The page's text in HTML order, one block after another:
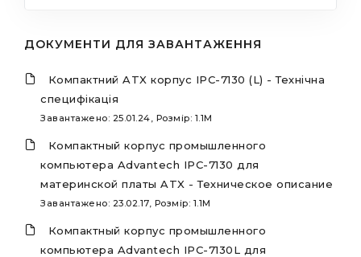
ДОКУМЕНТИ ДЛЯ ЗАВАНТАЖЕННЯ
Компактний ATX корпус IPC-7130 (L) - Технічна
специфікація
Завантажено: 25.01.24, Розмір: 1.1M
Компактный корпус промышленного
компьютера Advantech IPC-7130 для
материнской платы ATX - Техническое описание
Завантажено: 23.02.17, Розмір: 1.1M
Компактный корпус промышленного
компьютера Advantech IPC-7130L для